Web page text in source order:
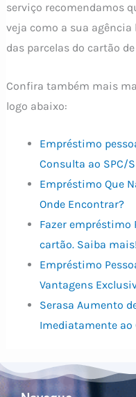
serviço recomendamos
veja como a sua
das parcelas do cartão
Confira também mais
logo abaixo:
Empréstimo
Consulta ao SPC/
Empréstimo Que
Onde Encontrar?
Fazer empréstimo
cartão. Saiba
Empréstimo
Vantagens
Serasa Aumento
Imediatamente